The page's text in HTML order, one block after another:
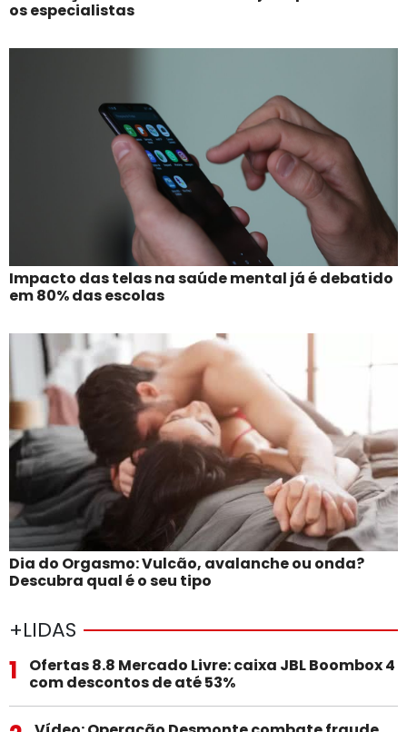
os especialistas
Impacto das telas na saúde mental já é debatido
em 80% das escolas
Dia do Orgasmo: Vulcão, avalanche ou onda?
Descubra qual é o seu tipo
+LIDAS
1
Ofertas 8.8 Mercado Livre: caixa JBL Boombox 4
com descontos de até 53%